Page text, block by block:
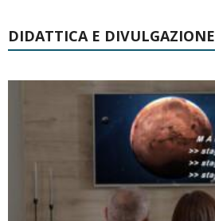
DIDATTICA E DIVULGAZIONE